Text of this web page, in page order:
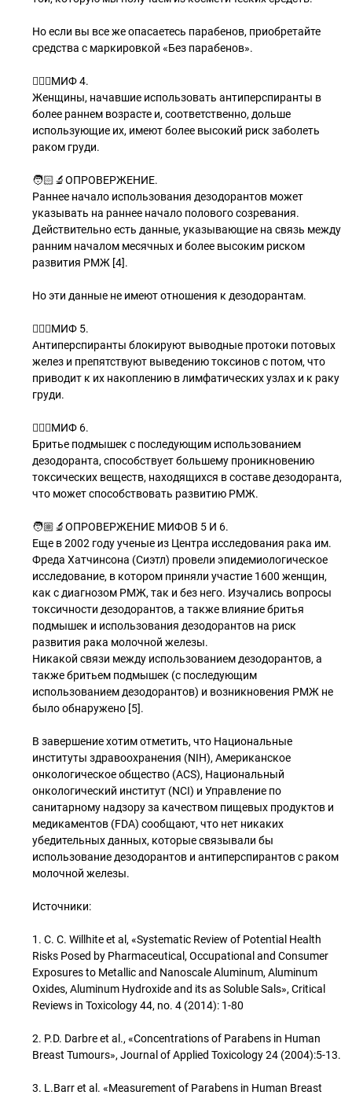
Но если вы все же опасаетесь парабенов, приобретайте
средства с маркировкой «Без парабенов».
🧝🏻‍♂МИФ 4.
Женщины, начавшие использовать антиперспиранты в
более раннем возрасте и, соответственно, дольше
использующие их, имеют более высокий риск заболеть
раком груди.
🧑🏻‍🔬ОПРОВЕРЖЕНИЕ.
Раннее начало использования дезодорантов может
указывать на раннее начало полового созревания.
Действительно есть данные, указывающие на связь между
ранним началом месячных и более высоким риском
развития РМЖ [4].
Но эти данные не имеют отношения к дезодорантам.
🧝🏽‍♂МИФ 5.
Антиперспиранты блокируют выводные протоки потовых
желез и препятствуют выведению токсинов с потом, что
приводит к их накоплению в лимфатических узлах и к раку
груди.
🧝🏻‍♂МИФ 6.
Бритье подмышек с последующим использованием
дезодоранта, способствует большему проникновению
токсических веществ, находящихся в составе дезодоранта,
что может способствовать развитию РМЖ.
🧑🏼‍🔬ОПРОВЕРЖЕНИЕ МИФОВ 5 И 6.
Еще в 2002 году ученые из Центра исследования рака им.
Фреда Хатчинсона (Сиэтл) провели эпидемиологическое
исследование, в котором приняли участие 1600 женщин,
как с диагнозом РМЖ, так и без него. Изучались вопросы
токсичности дезодорантов, а также влияние бритья
подмышек и использования дезодорантов на риск
развития рака молочной железы.
Никакой связи между использованием дезодорантов, а
также бритьем подмышек (с последующим
использованием дезодорантов) и возникновения РМЖ не
было обнаружено [5].
В завершение хотим отметить, что Национальные
институты здравоохранения (NIH), Американское
онкологическое общество (ACS), Национальный
онкологический институт (NCI) и Управление по
санитарному надзору за качеством пищевых продуктов и
медикаментов (FDA) сообщают, что нет никаких
убедительных данных, которые связывали бы
использование дезодорантов и антиперспирантов с раком
молочной железы.
Источники:
1. C. C. Willhite et al, «Systematic Review of Potential Health
Risks Posed by Pharmaceutical, Occupational and Consumer
Exposures to Metallic and Nanoscale Aluminum, Aluminum
Oxides, Aluminum Hydroxide and its as Soluble Sals», Critical
Reviews in Toxicology 44, no. 4 (2014): 1-80
2. P.D. Darbre et al., «Concentrations of Parabens in Human
Breast Tumours», Journal of Applied Toxicology 24 (2004):5-13.
3. L.Barr et al. «Measurement of Parabens in Human Breast